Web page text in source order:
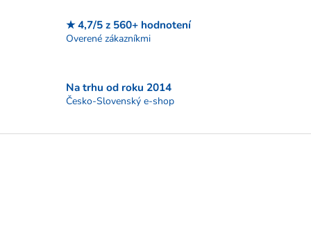
ý
p
★ 4,7/5 z 560+ hodnotení
Overené zákazníkmi
Na trhu od roku 2014
Česko-Slovenský e-shop
Z